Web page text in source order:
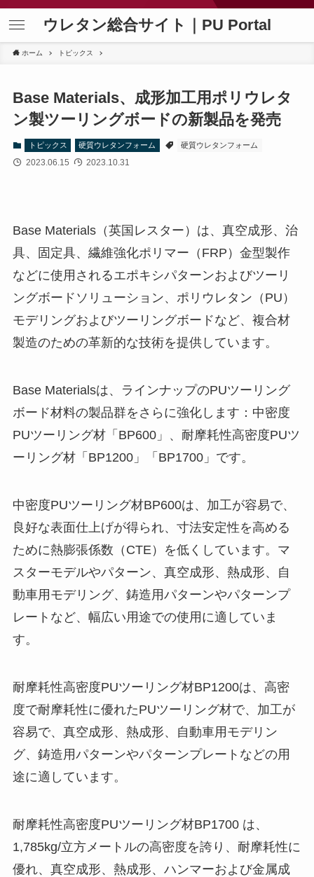
ウレタン総合サイト｜PU Portal
ホーム トピックス
Base Materials、成形加工用ポリウレタ
ン製ツーリングボードの新製品を発売
トピックス 硬質ウレタンフォーム 硬質ウレタンフォーム
2023.06.15 2023.10.31
Base Materials（英国レスター）は、真空成形、治
具、固定具、繊維強化ポリマー（FRP）金型製作
などに使用されるエポキシパターンおよびツーリ
ングボードソリューション、ポリウレタン（PU）
モデリングおよびツーリングボードなど、複合材
製造のための革新的な技術を提供しています。
Base Materialsは、ラインナップのPUツーリング
ボード材料の製品群をさらに強化します：中密度
PUツーリング材「BP600」、耐摩耗性高密度PUツ
ーリング材「BP1200」「BP1700」です。
中密度PUツーリング材BP600は、加工が容易で、
良好な表面仕上げが得られ、寸法安定性を高める
ために熱膨張係数（CTE）を低くしています。マ
スターモデルやパターン、真空成形、熱成形、自
動車用モデリング、鋳造用パターンやパターンプ
レートなど、幅広い用途での使用に適していま
す。
耐摩耗性高密度PUツーリング材BP1200は、高密
度で耐摩耗性に優れたPUツーリング材で、加工が
容易で、真空成形、熱成形、自動車用モデリン
グ、鋳造用パターンやパターンプレートなどの用
途に適しています。
耐摩耗性高密度PUツーリング材BP1700 は、
1,785kg/立方メートルの高密度を誇り、耐摩耗性に
優れ、真空成形、熱成形、ハンマーおよび金属成